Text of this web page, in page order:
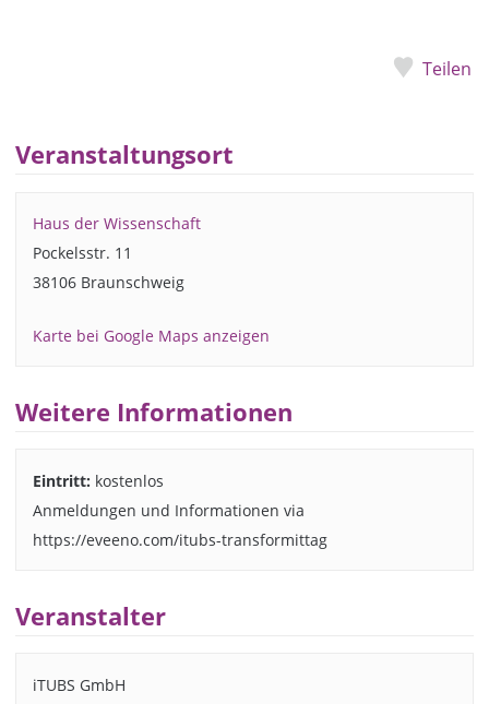
Teilen
Veranstaltungsort
Haus der Wissenschaft
Pockelsstr. 11
38106 Braunschweig
Karte bei Google Maps anzeigen
Weitere Informationen
Eintritt: kostenlos
Anmeldungen und Informationen via
https://eveeno.com/itubs-transformittag
Veranstalter
iTUBS GmbH